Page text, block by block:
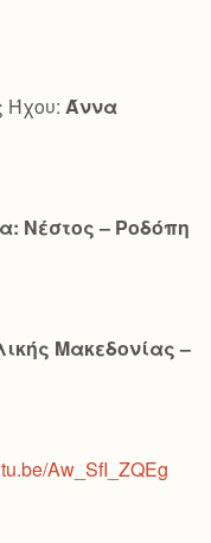
Ήχου: Άννα
Νέστος – Ροδόπη
Μακεδονίας –
Aw_SfI_ZQEg